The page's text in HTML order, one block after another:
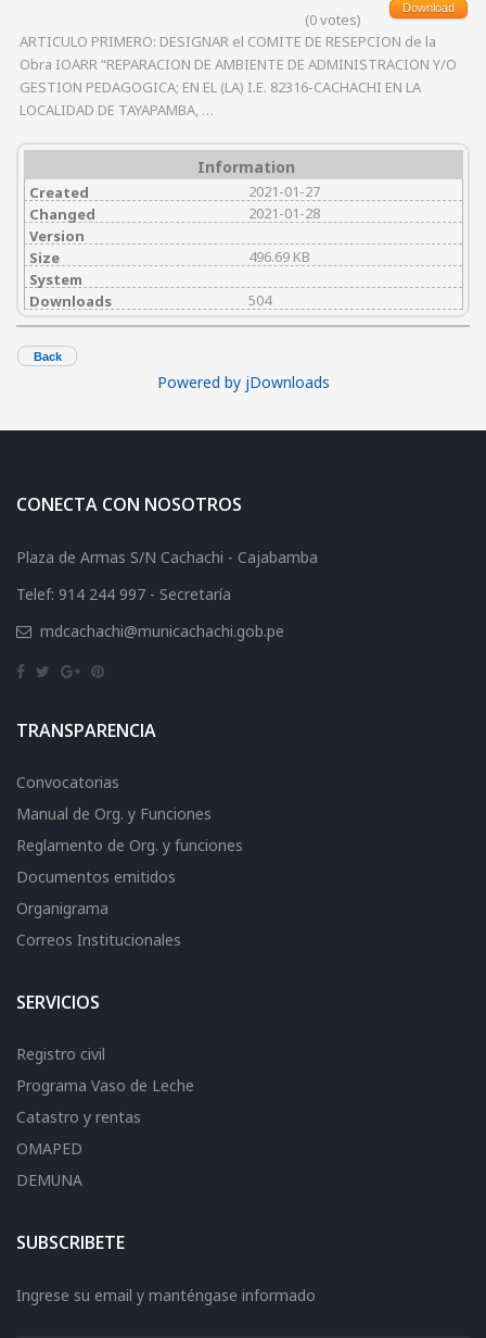
Download
(0 votes)
ARTICULO PRIMERO: DESIGNAR el COMITE DE RESEPCION de la
Obra IOARR “REPARACION DE AMBIENTE DE ADMINISTRACION Y/O
GESTION PEDAGOGICA; EN EL (LA) I.E. 82316-CACHACHI EN LA
LOCALIDAD DE TAYAPAMBA, …
Information
Created
2021-01-27
Changed
2021-01-28
Version
Size
496.69 KB
System
Downloads
504
Back
Powered by jDownloads
CONECTA CON NOSOTROS
Plaza de Armas S/N Cachachi - Cajabamba
Telef: 914 244 997 - Secretaría
mdcachachi@municachachi.gob.pe
TRANSPARENCIA
Convocatorias
Manual de Org. y Funciones
Reglamento de Org. y funciones
Documentos emitidos
Organigrama
Correos Institucionales
SERVICIOS
Registro civil
Programa Vaso de Leche
Catastro y rentas
OMAPED
DEMUNA
SUBSCRIBETE
Ingrese su email y manténgase informado